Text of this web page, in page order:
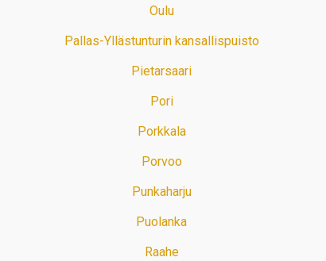
Oulu
Pallas-Yllästunturin kansallispuisto
Pietarsaari
Pori
Porkkala
Porvoo
Punkaharju
Puolanka
Raahe